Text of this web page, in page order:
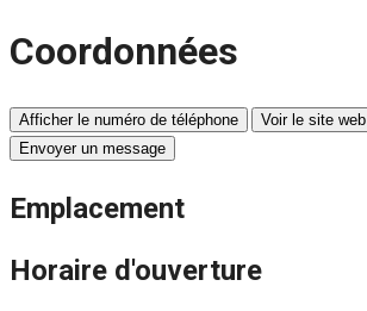
Coordonnées
Afficher le numéro de téléphone
Voir le site web
Envoyer un message
Emplacement
Horaire d'ouverture